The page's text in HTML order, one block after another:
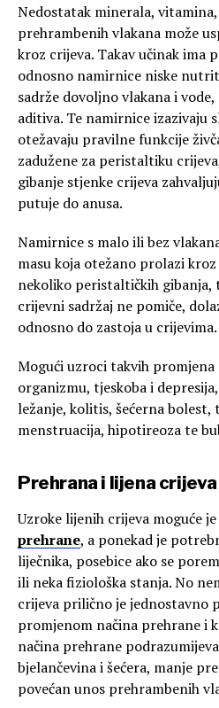
Nedostatak minerala,
prehrambenih vlakana može
kroz crijeva. Takav učinak ima
odnosno namirnice niske
sadrže dovoljno vlakana i
aditiva. Te namirnice izazivaju
otežavaju pravilne funkcije
zadužene za peristaltiku
gibanje stjenke crijeva
putuje do anusa.
Namirnice s malo ili bez
masu koja otežano prolazi
nekoliko peristaltičkih gibanja,
crijevni sadržaj ne pomiče,
odnosno do zastoja u crijevima.
Mogući uzroci takvih promjena
organizmu, tjeskoba i
ležanje, kolitis, šećerna bolest,
menstruacija, hipotireoza te
Prehrana i lijena crijeva
Uzroke lijenih crijeva moguće
prehrane, a ponekad je
liječnika, posebice ako se
ili neka fiziološka stanja. No
crijeva prilično je jednostavno
promjenom načina prehrane i
načina prehrane
bjelančevina i šećera, manje
povećan unos prehrambenih